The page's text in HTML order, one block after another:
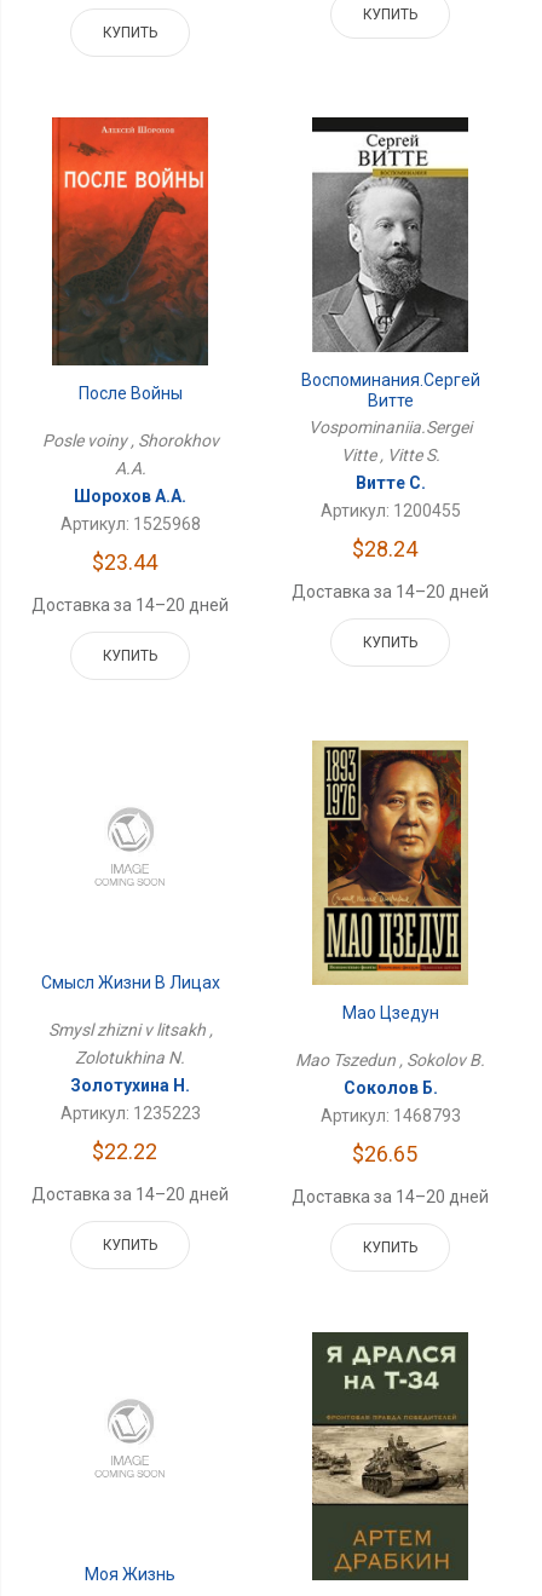
КУПИТЬ
КУПИТЬ
После Войны
Posle voiny , Shorokhov
A.A.
Шорохов А.А.
Артикул: 1525968
$23.44
Доставка за 14–20 дней
КУПИТЬ
Воспоминания.Сергей
Витте
Vospominaniia.Sergei
Vitte , Vitte S.
Витте С.
Артикул: 1200455
$28.24
Доставка за 14–20 дней
КУПИТЬ
Смысл Жизни В Лицах
Smysl zhizni v litsakh ,
Zolotukhina N.
Золотухина Н.
Артикул: 1235223
$22.22
Доставка за 14–20 дней
КУПИТЬ
Мао Цзедун
Mao Tszedun , Sokolov B.
Соколов Б.
Артикул: 1468793
$26.65
Доставка за 14–20 дней
КУПИТЬ
Моя Жизнь